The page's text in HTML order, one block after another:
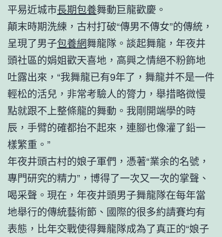
平易近城市長期包養舞動巨龍歡慶。
顛末時期洗練，古村打破“傳男不傳女”的傳統，
呈現了男子包養網舞龍隊。談起舞龍，年夜井
頭社區的娟姐歡天喜地，高興之情絕不粉飾地
吐露出來，“我舞龍已有9年了，舞龍并不是一件
輕松的活兒，非常考驗人的膂力，舉措略微慢
點就跟不上整條龍的舞動。我剛開端學的時
辰，手臂的確都抬不起來，連腳也像灌了鉛一
樣繁重。”
年夜井頭古村的娘子軍們，憑著“業余的名號，
專門研究的精力”，博得了一次又一次的掌聲、
喝采聲。現在，年夜井頭男子舞龍隊在每年當
地舉行的傳統藝術節、國際的很多約請賽均有
表態，比年交戰使得舞龍隊成為了真正的“娘子